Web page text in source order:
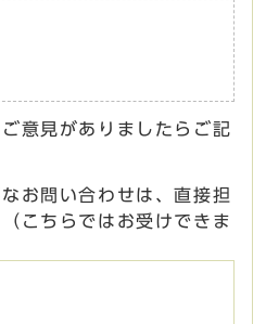
意見がありましたらご記
お問い合わせは、直接担
こちらではお受けできま